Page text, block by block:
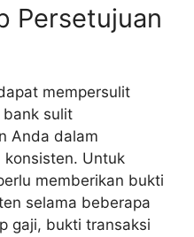
Persetujuan
mempersulit
bank sulit
Anda dalam
konsisten. Untuk
memberikan bukti
selama beberapa
gaji, bukti transaksi